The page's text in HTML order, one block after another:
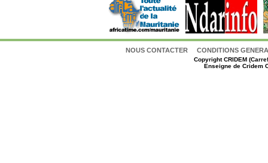
NOUS CONTACTER CONDITIONS
CopyrightCRIDEM
Enseigne de Cridem